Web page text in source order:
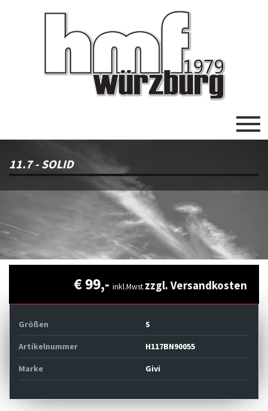
11.7 - SOLID
€ 99,- inkl.Mwst.zzgl. Versandkosten
Größen S
Artikelnummer H117BN90055
Marke Givi